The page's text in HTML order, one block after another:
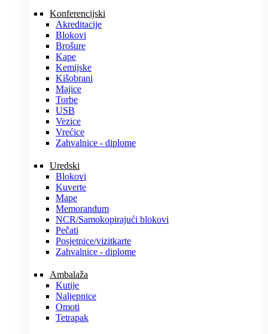
Konferencijski
Akreditacije
Blokovi
Brošure
Kape
Kemijske
Kišobrani
Majice
Torbe
USB
Vezice
Vrećice
Zahvalnice - diplome
Uredski
Blokovi
Kuverte
Mape
Memorandum
NCR/Samokopirajući blokovi
Pečati
Posjetnice/vizitkarte
Zahvalnice - diplome
Ambalaža
Kutije
Naljepnice
Omoti
Tetrapak